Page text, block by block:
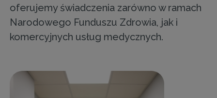
oferujemy świadczenia zarówno w ramach
Narodowego Funduszu Zdrowia, jak i
komercyjnych usług medycznych.